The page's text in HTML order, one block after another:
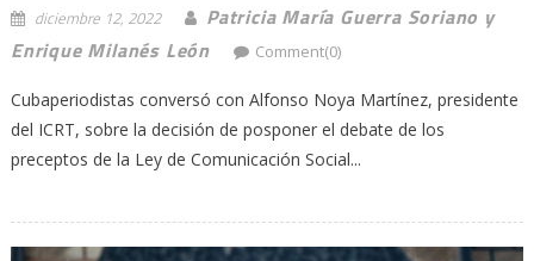
diciembre 12, 2022
Patricia María Guerra Soriano y
Enrique Milanés León
Comment(0)
Cubaperiodistas conversó con Alfonso Noya Martínez, presidente
del ICRT, sobre la decisión de posponer el debate de los
preceptos de la Ley de Comunicación Social...